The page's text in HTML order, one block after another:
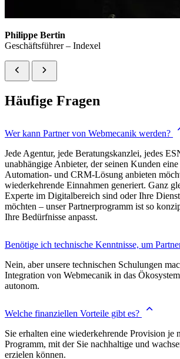
Philippe Bertin
Geschäftsführer – Indexel
Häufige Fragen
Wer kann Partner von Webmecanik werden?
Jede Agentur, jede Beratungskanzlei, jedes
unabhängige Anbieter, der seinen Kunden
Automation- und CRM-Lösung anbieten
wiederkehrende Einnahmen generiert. Ganz
Experte im Digitalbereich sind oder Ihre
möchten – unser Partnerprogramm ist so
Ihre Bedürfnisse anpasst.
Benötige ich technische Kenntnisse, um
Nein, aber unsere technischen Schulungen
Integration von Webmecanik in das
autonom.
Welche finanziellen Vorteile gibt es?
Sie erhalten eine wiederkehrende Provision je
Programm, mit der Sie nachhaltige und
erzielen können.